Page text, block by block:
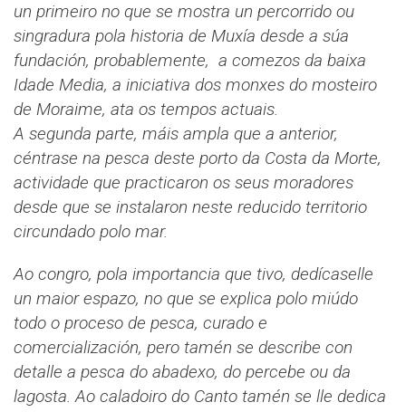
un primeiro no que se mostra un percorrido ou
singradura pola historia de Muxía desde a súa
fundación, probablemente, a comezos da baixa
Idade Media, a iniciativa dos monxes do mosteiro
de Moraime, ata os tempos actuais.
A segunda parte, máis ampla que a anterior,
céntrase na pesca deste porto da Costa da Morte,
actividade que practicaron os seus moradores
desde que se instalaron neste reducido territorio
circundado polo mar.
Ao congro, pola importancia que tivo, dedícaselle
un maior espazo, no que se explica polo miúdo
todo o proceso de pesca, curado e
comercialización, pero tamén se describe con
detalle a pesca do abadexo, do percebe ou da
lagosta. Ao caladoiro do Canto tamén se lle dedica